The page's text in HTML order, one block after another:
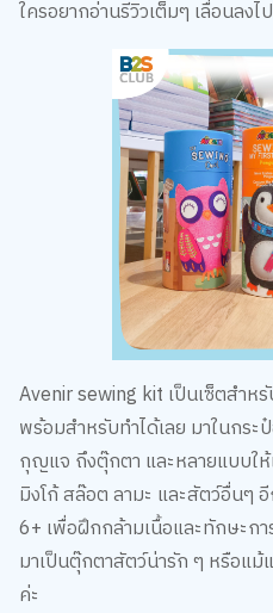
ใครอยากอ่านรีวิวเต็มๆ เลื่อนลงไ
Avenir sewing kit เป็นเซ็ตสำ
พร้อมสำหรับทำได้เลย มาในกร
กุญแจ ถึงตุ๊กตา และหลายแบบให้
มิงโก้ สล๊อต ลามะ และสัตว์อื่นๆ
6+ เพื่อฝึกกล้ามเนื้อและทักษะก
มาเป็นตุ๊กตาสัตว์น่ารัก ๆ หรือแม้
ค่ะ